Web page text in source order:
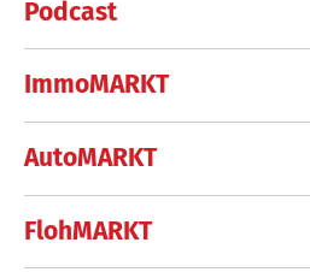
Podcast
ImmoMARKT
AutoMARKT
FlohMARKT